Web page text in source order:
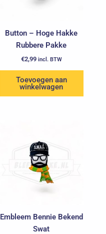
Button – Hoge Hakke
Rubbere Pakke
€2,99 incl. BTW
Toevoegen aan
winkelwagen
Embleem Bennie Bekend
Swat